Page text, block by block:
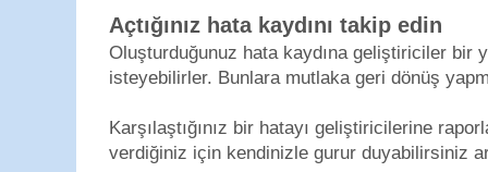
Açtığınız hata kaydını takip edin
Oluşturduğunuz hata kaydına geliştiriciler bir
isteyebilirler. Bunlara mutlaka geri dönüş
Karşılaştığınız bir hatayı geliştiricilerine
verdiğiniz için kendinizle gurur duyabilirsiniz